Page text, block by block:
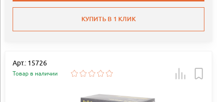
КУПИТЬ В 1 КЛИК
Арт.: 15726
Товар в наличии